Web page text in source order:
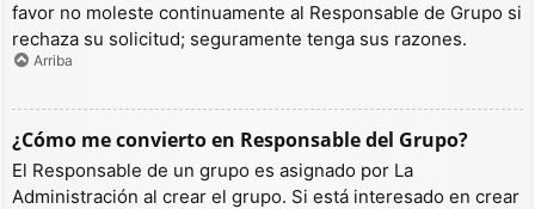
favor no moleste continuamente al Responsable de Grupo si
rechaza su solicitud; seguramente tenga sus razones.
Arriba
¿Cómo me convierto en Responsable del Grupo?
El Responsable de un grupo es asignado por La
Administración al crear el grupo. Si está interesado en crear